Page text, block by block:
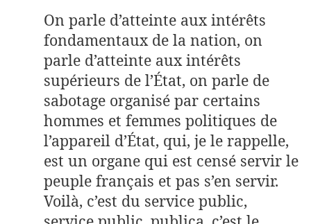
On parle d’atteinte aux intérêts
fondamentaux de la nation, on
parle d’atteinte aux intérêts
supérieurs de l’État, on parle de
sabotage organisé par certains
hommes et femmes politiques de
l’appareil d’État, qui, je le rappelle,
est un organe qui est censé servir le
peuple français et pas s’en servir.
Voilà, c’est du service public,